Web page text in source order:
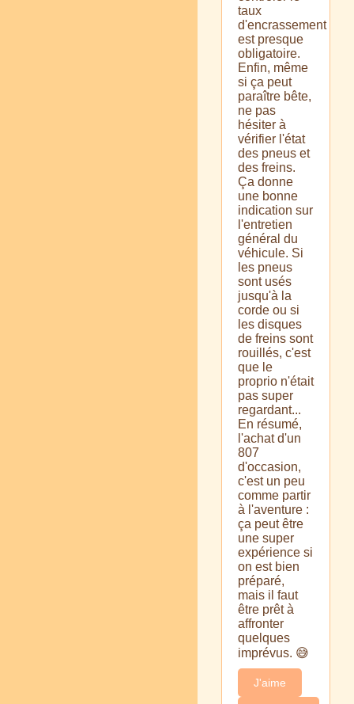
taux
d'encrassement
est presque
obligatoire.
Enfin, même
si ça peut
paraître bête,
ne pas
hésiter à
vérifier l'état
des pneus et
des freins.
Ça donne
une bonne
indication sur
l'entretien
général du
véhicule. Si
les pneus
sont usés
jusqu'à la
corde ou si
les disques
de freins sont
rouillés, c'est
que le
proprio n'était
pas super
regardant...
En résumé,
l'achat d'un
807
d'occasion,
c'est un peu
comme partir
à l'aventure :
ça peut être
une super
expérience si
on est bien
préparé,
mais il faut
être prêt à
affronter
quelques
imprévus. 😅
J'aime